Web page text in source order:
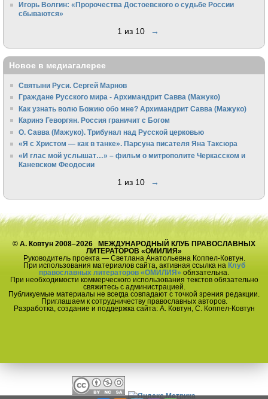
Игорь Волгин: «Пророчества Достоевского о судьбе России
сбываются»
1 из 10 →
Новое в медиагалерее
Святыни Руси. Сергей Марнов
Граждане Русского мира - Архимандрит Савва (Мажуко)
Как узнать волю Божию обо мне? Архимандрит Савва (Мажуко)
Каринэ Геворгян. Россия граничит с Богом
О. Савва (Мажуко). Трибунал над Русской церковью
«Я с Христом — как в танке». Парсуна писателя Яна Таксюра
«И глас мой услышат…» – фильм о митрополите Черкасском и
Каневском Феодосии
1 из 10 →
© А. Ковтун 2008–2026 МЕЖДУНАРОДНЫЙ КЛУБ ПРАВОСЛАВНЫХ
ЛИТЕРАТОРОВ «ОМИЛИЯ»
Руководитель проекта — Светлана Анатольевна Коппел-Ковтун.
При использования материалов сайта, активная ссылка на Клуб
православных литераторов «ОМИЛИЯ» обязательна.
При необходимости коммерческого использования текстов обязательно
свяжитесь с администрацией.
Публикуемые материалы не всегда совпадают с точкой зрения редакции.
Приглашаем к сотрудничеству православных авторов.
Разработка, создание и поддержка сайта: А. Ковтун, С. Коппел-Ковтун